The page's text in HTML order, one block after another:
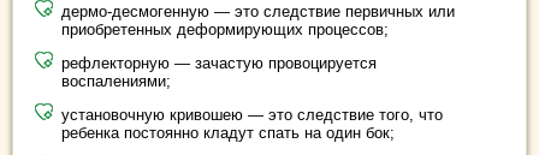
дермо-десмогенную — это следствие первичных или
приобретенных деформирующих процессов;
рефлекторную — зачастую провоцируется
воспалениями;
установочную кривошею — это следствие того, что
ребенка постоянно кладут спать на один бок;